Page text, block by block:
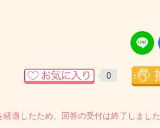
0
過したため、回答の受付は終了しました